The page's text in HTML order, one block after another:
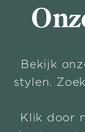
Bekijk
stylen.
Klik door